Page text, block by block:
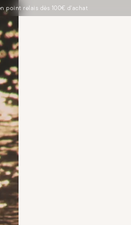
point relais dès 100€ d'achat